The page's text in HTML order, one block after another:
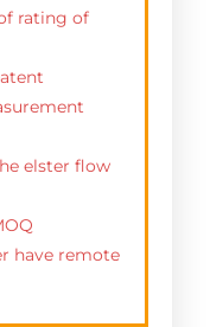
rating of
elster flow
have remote